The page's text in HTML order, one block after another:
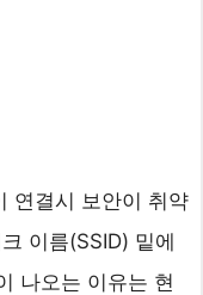
연결시 보안이 취약
이름(SSID) 밑에
나오는 이유는 현